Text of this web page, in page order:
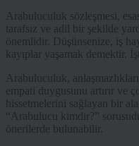
Arabuluculuk sözleşmesi,
tarafsız ve adil bir şekilde
önemlidir. Düşünsenize, iş
kayıplar yaşamak demektir.
Arabuluculuk,
empati duygusunu artırır ve
hissetmelerini sağlayan bir
“Arabulucu kimdir?”
önerilerde bulunabilir.